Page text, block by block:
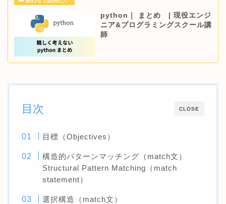
python｜ まとめ | 現役エンジ
ニア&プログラミングスクール講
師
CLOSE
目次
目標（Objectives）
構造的パターンマッチング（match文）
Structural Pattern Matching（match
statement）
選択構造（match文）